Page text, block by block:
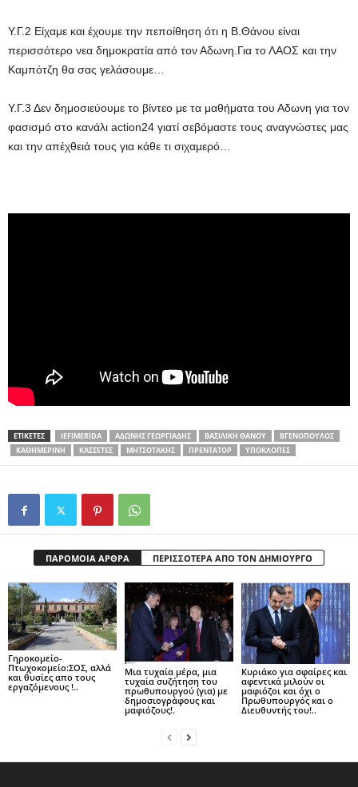
Υ.Γ.2 Είχαμε και έχουμε την πεποίθηση ότι η Β.Θάνου είναι
περισσότερο νεα δημοκρατία από τον Αδωνη.Για το ΛΑΟΣ και την
Καμπότζη θα σας γελάσουμε…
Υ.Γ.3 Δεν δημοσιεύουμε το βίντεο με τα μαθήματα του Αδωνη για τον
φασισμό στο κανάλι action24 γιατί σεβόμαστε τους αναγνώστες μας
και την απέχθειά τους για κάθε τι σιχαμερό…
ΕΤΙΚΕΤΕΣ IEFIMERIDA ΑΔΩΝΗΣ ΓΕΩΡΓΙΑΔΗΣ ΒΑΣΙΛΙΚΗ ΘΆΝΟΥ
ΒΓΕΝΌΠΟΥΛΟΣ
ΚΑΘΗΜΕΡΙΝΗ
ΚΑΣΣΈΤΕΣ ΜΗΤΣΟΤΑΚΗΣ ΠΡΈΝΤΑΤΟΡ ΥΠΟΚΛΟΠΈΣ
ΠΑΡΟΜΟΙΑ ΑΡΘΡΑ ΠΕΡΙΣΣΟΤΕΡΑ ΑΠΟ ΤΟΝ ΔΗΜΙΟΥΡΓΟ
Γηροκομείο-
Πτωχοκομείο:ΣΟΣ, αλλά
και θυσίες απο τους
εργαζόμενους !..
Μια τυχαία μέρα, μια
τυχαία συζήτηση του
πρωθυπουργού (για) με
δημοσιογράφους και
μαφιόζους!.
Kυριάκο για σφαίρες και
αφεντικά μιλούν οι
μαφιόζοι και όχι o
Πρωθυπουργός και o
Διευθυντής του!..